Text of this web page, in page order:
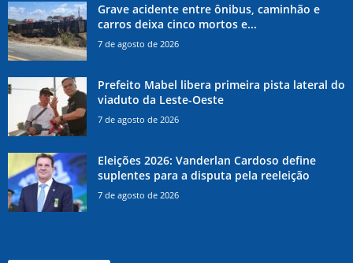
Grave acidente entre ônibus, caminhão e
carros deixa cinco mortos e...
7 de agosto de 2026
Prefeito Mabel libera primeira pista lateral do
viaduto da Leste-Oeste
7 de agosto de 2026
Eleições 2026: Vanderlan Cardoso define
suplentes para a disputa pela reeleição
7 de agosto de 2026